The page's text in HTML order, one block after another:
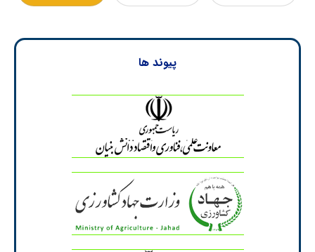
پیوند ها